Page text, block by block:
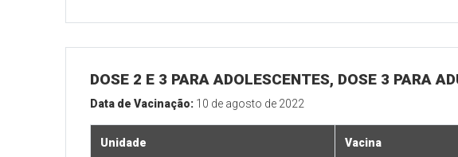
DOSE 2 E 3 PARA ADOLESCENTES, DOSE 3 PARA
Data de Vacinação: 10 de agosto de 2022
Unidade Vacina